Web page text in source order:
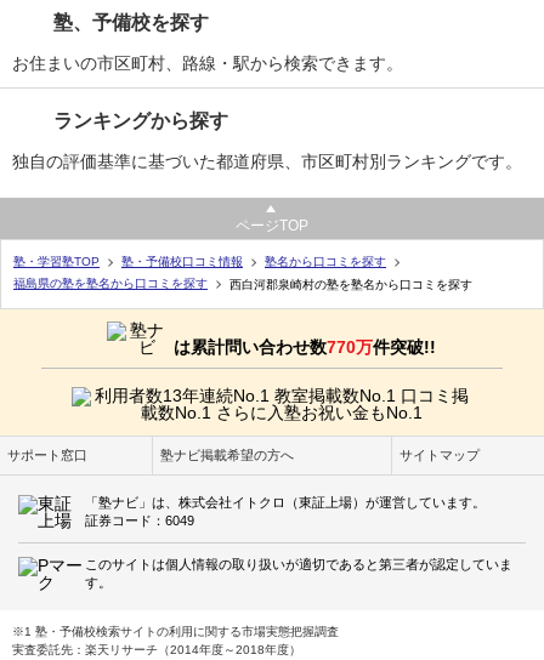
塾、予備校を探す
お住まいの市区町村、路線・駅から検索できます。
ランキングから探す
独自の評価基準に基づいた都道府県、市区町村別ランキングです。
ページTOP
塾・学習塾TOP 塾・予備校口コミ情報
塾名から口コミを探す
福島県の塾を塾名から口コミを探す
西白河郡泉崎村の塾を塾名から口コミを探す
は累計問い合わせ数770万件突破!!
サポート窓口 塾ナビ掲載希望の方へ サイトマップ
「塾ナビ」は、株式会社イトクロ（東証上場）が運営しています。
証券コード：6049
このサイトは個人情報の取り扱いが適切であると第三者が認定していま
す。
※1 塾・予備校検索サイトの利用に関する市場実態把握調査
実査委託先：楽天リサーチ（2014年度～2018年度）